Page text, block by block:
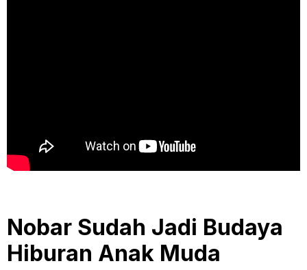
Nobar Sudah Jadi Budaya
Hiburan Anak Muda